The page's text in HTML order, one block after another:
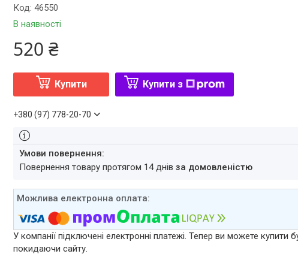
В наявності
Код:46550
520 ₴
Купити Купити з
+380 (97) 778-20-70
повернення товару протягом 14 днівза домовленістю
У компанії підключені електронні платежі. Тепер ви можете купити
покидаючи сайту.